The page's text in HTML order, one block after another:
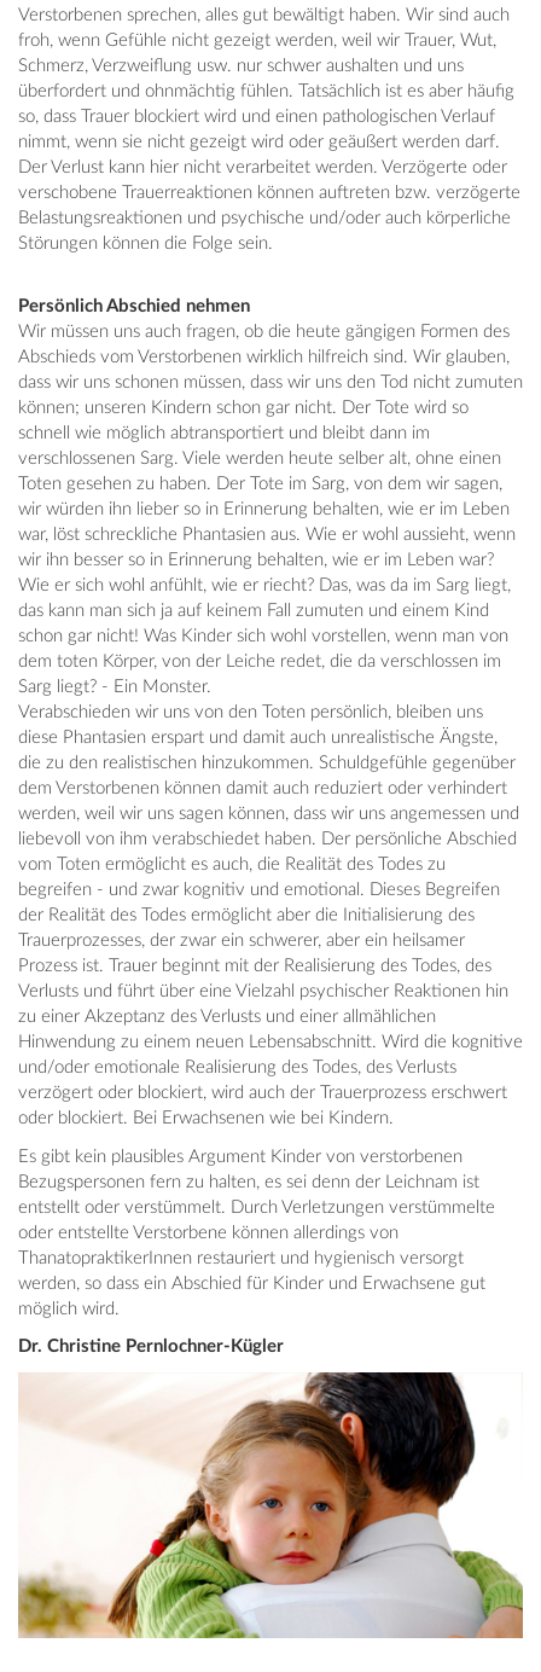
Verstorbenen sprechen, alles gut bewältigt haben. Wir sind auch
froh, wenn Gefühle nicht gezeigt werden, weil wir Trauer, Wut,
Schmerz, Verzweiflung usw. nur schwer aushalten und uns
überfordert und ohnmächtig fühlen. Tatsächlich ist es aber häufig
so, dass Trauer blockiert wird und einen pathologischen Verlauf
nimmt, wenn sie nicht gezeigt wird oder geäußert werden darf.
Der Verlust kann hier nicht verarbeitet werden. Verzögerte oder
verschobene Trauerreaktionen können auftreten bzw. verzögerte
Belastungsreaktionen und psychische und/oder auch körperliche
Störungen können die Folge sein.
Persönlich Abschied nehmen
Wir müssen uns auch fragen, ob die heute gängigen Formen des
Abschieds vom Verstorbenen wirklich hilfreich sind. Wir glauben,
dass wir uns schonen müssen, dass wir uns den Tod nicht zumuten
können; unseren Kindern schon gar nicht. Der Tote wird so
schnell wie möglich abtransportiert und bleibt dann im
verschlossenen Sarg. Viele werden heute selber alt, ohne einen
Toten gesehen zu haben. Der Tote im Sarg, von dem wir sagen,
wir würden ihn lieber so in Erinnerung behalten, wie er im Leben
war, löst schreckliche Phantasien aus. Wie er wohl aussieht, wenn
wir ihn besser so in Erinnerung behalten, wie er im Leben war?
Wie er sich wohl anfühlt, wie er riecht? Das, was da im Sarg liegt,
das kann man sich ja auf keinem Fall zumuten und einem Kind
schon gar nicht! Was Kinder sich wohl vorstellen, wenn man von
dem toten Körper, von der Leiche redet, die da verschlossen im
Sarg liegt? - Ein Monster.
Verabschieden wir uns von den Toten persönlich, bleiben uns
diese Phantasien erspart und damit auch unrealistische Ängste,
die zu den realistischen hinzukommen. Schuldgefühle gegenüber
dem Verstorbenen können damit auch reduziert oder verhindert
werden, weil wir uns sagen können, dass wir uns angemessen und
liebevoll von ihm verabschiedet haben. Der persönliche Abschied
vom Toten ermöglicht es auch, die Realität des Todes zu
begreifen - und zwar kognitiv und emotional. Dieses Begreifen
der Realität des Todes ermöglicht aber die Initialisierung des
Trauerprozesses, der zwar ein schwerer, aber ein heilsamer
Prozess ist. Trauer beginnt mit der Realisierung des Todes, des
Verlusts und führt über eine Vielzahl psychischer Reaktionen hin
zu einer Akzeptanz des Verlusts und einer allmählichen
Hinwendung zu einem neuen Lebensabschnitt. Wird die kognitive
und/oder emotionale Realisierung des Todes, des Verlusts
verzögert oder blockiert, wird auch der Trauerprozess erschwert
oder blockiert. Bei Erwachsenen wie bei Kindern.
Es gibt kein plausibles Argument Kinder von verstorbenen
Bezugspersonen fern zu halten, es sei denn der Leichnam ist
entstellt oder verstümmelt. Durch Verletzungen verstümmelte
oder entstellte Verstorbene können allerdings von
ThanatopraktikerInnen restauriert und hygienisch versorgt
werden, so dass ein Abschied für Kinder und Erwachsene gut
möglich wird.
Dr. Christine Pernlochner-Kügler